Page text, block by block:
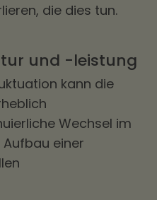
die dies tun.
und -leistung
kann die
Wechsel im
einer